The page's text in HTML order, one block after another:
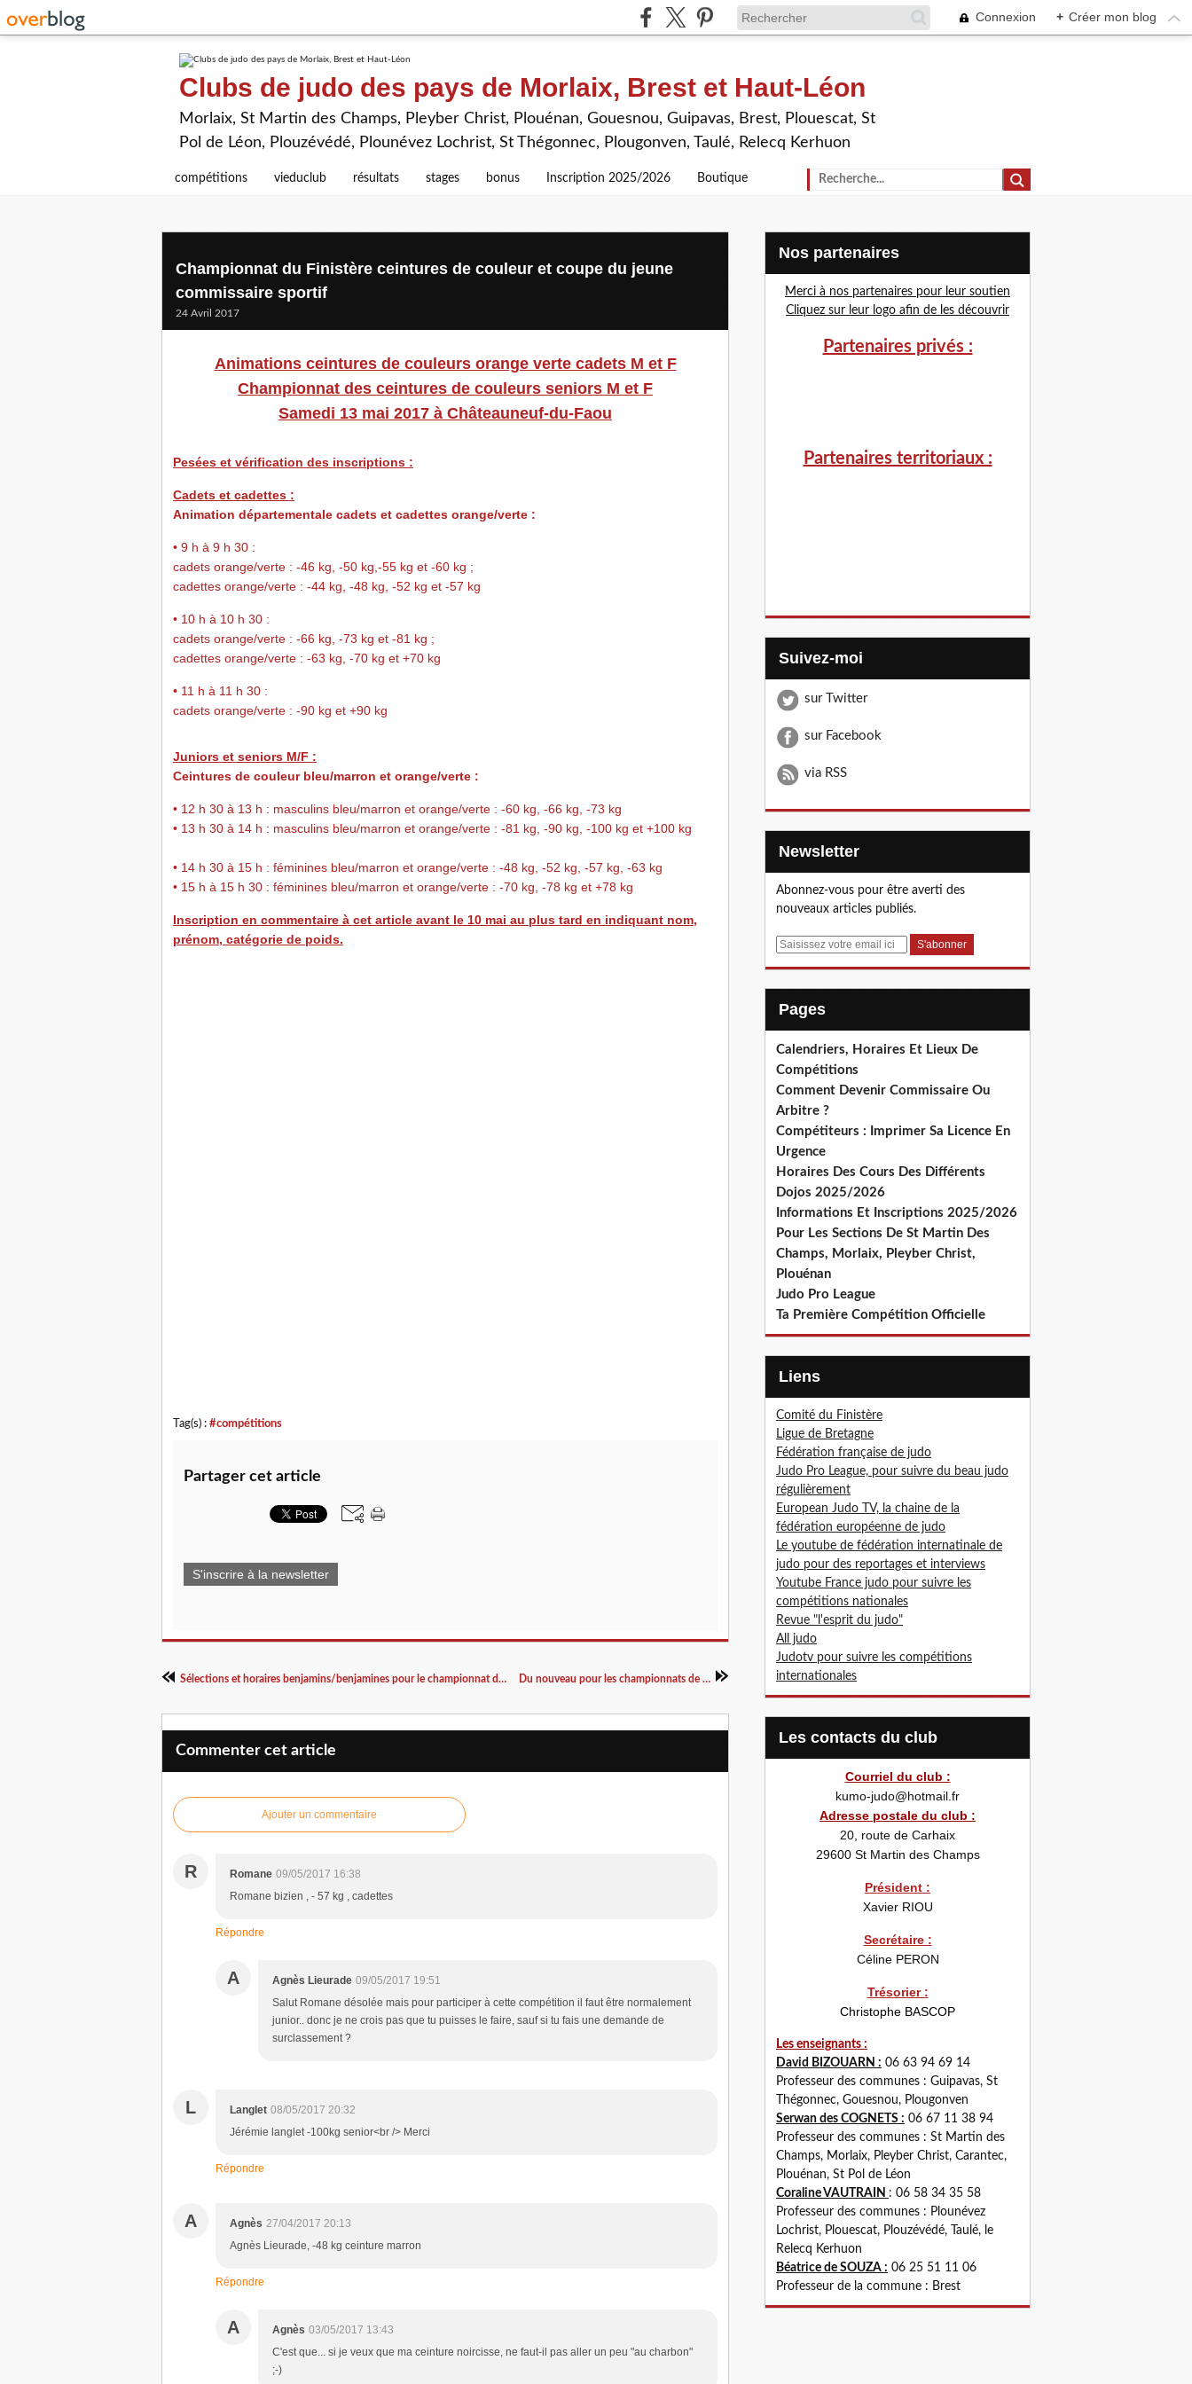
Connexion + Créer mon blog
Clubs de judo des pays de Morlaix, Brest et Haut-Léon
Morlaix, St Martin des Champs, Pleyber Christ, Plouénan, Gouesnou, Guipavas, Brest, Plouescat, St
Pol de Léon, Plouzévédé, Plounévez Lochrist, St Thégonnec, Plougonven, Taulé, Relecq Kerhuon
compétitions vieduclub résultats stages bonus Inscription 2025/2026 Boutique
Championnat du Finistère ceintures de couleur et coupe du jeune
commissaire sportif
24 Avril 2017
Animations ceintures de couleurs orange verte cadets M et F
Championnat des ceintures de couleurs seniors M et F
Samedi 13 mai 2017 à Châteauneuf-du-Faou
Pesées et vérification des inscriptions :
Cadets et cadettes :
Animation départementale cadets et cadettes orange/verte :
• 9 h à 9 h 30 :
cadets orange/verte : -46 kg, -50 kg,-55 kg et -60 kg ;
cadettes orange/verte : -44 kg, -48 kg, -52 kg et -57 kg
• 10 h à 10 h 30 :
cadets orange/verte : -66 kg, -73 kg et -81 kg ;
cadettes orange/verte : -63 kg, -70 kg et +70 kg
• 11 h à 11 h 30 :
cadets orange/verte : -90 kg et +90 kg
Juniors et seniors M/F :
Ceintures de couleur bleu/marron et orange/verte :
• 12 h 30 à 13 h : masculins bleu/marron et orange/verte : -60 kg, -66 kg, -73 kg
• 13 h 30 à 14 h : masculins bleu/marron et orange/verte : -81 kg, -90 kg, -100 kg et +100 kg
• 14 h 30 à 15 h : féminines bleu/marron et orange/verte : -48 kg, -52 kg, -57 kg, -63 kg
• 15 h à 15 h 30 : féminines bleu/marron et orange/verte : -70 kg, -78 kg et +78 kg
Inscription en commentaire à cet article avant le 10 mai au plus tard en indiquant nom,
prénom, catégorie de poids.
Tag(s) : #compétitions
Partager cet article
S'inscrire à la newsletter
Sélections et horaires benjamins/benjamines pour le championnat du Finistère du 14 mai Du nouveau pour les championnats de France junior
Commenter cet article
Ajouter un commentaire
R Romane 09/05/2017 16:38
Romane bizien , - 57 kg , cadettes
Répondre
A Agnès Lieurade 09/05/2017 19:51
Salut Romane désolée mais pour participer à cette compétition il faut être normalement
junior.. donc je ne crois pas que tu puisses le faire, sauf si tu fais une demande de
surclassement ?
L Langlet 08/05/2017 20:32
Jérémie langlet -100kg senior<br /> Merci
Répondre
A Agnès 27/04/2017 20:13
Agnès Lieurade, -48 kg ceinture marron
Répondre
A Agnès 03/05/2017 13:43
C'est que... si je veux que ma ceinture noircisse, ne faut-il pas aller un peu "au charbon"
;-)
Nos partenaires
Merci à nos partenaires pour leur soutien
Cliquez sur leur logo afin de les découvrir
Partenaires privés :
Partenaires territoriaux :
Suivez-moi
sur Twitter
sur Facebook
via RSS
Newsletter
Abonnez-vous pour être averti des
nouveaux articles publiés.
E
Pages
Calendriers, Horaires Et Lieux De
Compétitions
Comment Devenir Commissaire Ou
Arbitre ?
Compétiteurs : Imprimer Sa Licence En
Urgence
Horaires Des Cours Des Différents
Dojos 2025/2026
Informations Et Inscriptions 2025/2026
Pour Les Sections De St Martin Des
Champs, Morlaix, Pleyber Christ,
Plouénan
Judo Pro League
Ta Première Compétition Officielle
Liens
Comité du Finistère
Ligue de Bretagne
Fédération française de judo
Judo Pro League, pour suivre du beau judo
régulièrement
European Judo TV, la chaine de la
fédération européenne de judo
Le youtube de fédération internatinale de
judo pour des reportages et interviews
Youtube France judo pour suivre les
compétitions nationales
Revue "l'esprit du judo"
All judo
Judotv pour suivre les compétitions
internationales
Les contacts du club
Courriel du club :
kumo-judo@hotmail.fr
Adresse postale du club :
20, route de Carhaix
29600St Martin des Champs
Président :
Xavier RIOU
Secrétaire :
Céline PERON
Trésorier :
Christophe BASCOP
Les enseignants :
David BIZOUARN : 06 63 94 69 14
Professeur des communes : Guipavas, St
Thégonnec, Gouesnou, Plougonven
Serwan des COGNETS : 06 67 11 38 94
Professeur des communes : St Martin des
Champs, Morlaix, Pleyber Christ, Carantec,
Plouénan, St Pol de Léon
Coraline VAUTRAIN : 06 58 34 35 58
Professeur des communes : Plounévez
Lochrist, Plouescat, Plouzévédé, Taulé, le
Relecq Kerhuon
Béatrice de SOUZA : 06 25 51 11 06
Professeur de la commune : Brest